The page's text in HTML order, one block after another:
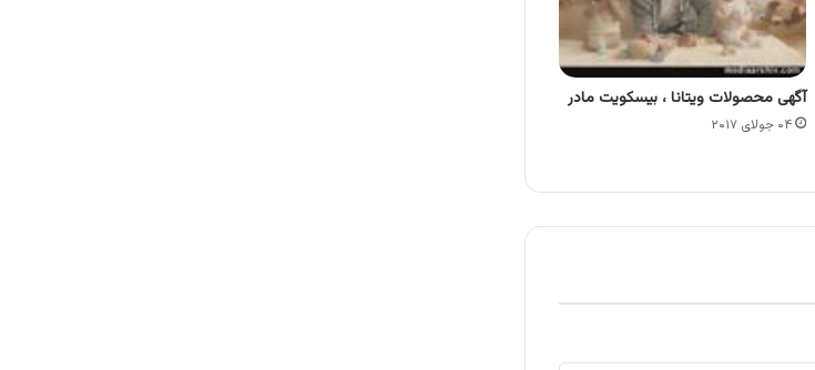
آگهی محصولات ویتانا ، بیسکویت مادر
۰۴ جولای ۲۰۱۷